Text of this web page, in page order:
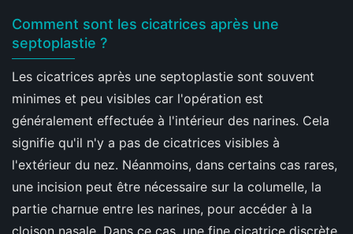
Comment sont les cicatrices après une
septoplastie ?
Les cicatrices après une septoplastie sont souvent
minimes et peu visibles car l'opération est
généralement effectuée à l'intérieur des narines. Cela
signifie qu'il n'y a pas de cicatrices visibles à
l'extérieur du nez. Néanmoins, dans certains cas rares,
une incision peut être nécessaire sur la columelle, la
partie charnue entre les narines, pour accéder à la
cloison nasale. Dans ce cas, une fine cicatrice discrète